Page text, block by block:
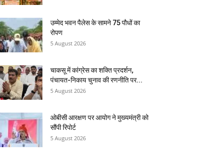
उम्मेद भवन पैलेस के सामने 75 पौधों का
रोपण
5 August 2026
चाकसू में कांग्रेस का शक्ति प्रदर्शन,
पंचायत-निकाय चुनाव की रणनीति पर...
5 August 2026
ओबीसी आरक्षण पर आयोग ने मुख्यमंत्री को
सौंपी रिपोर्ट
5 August 2026